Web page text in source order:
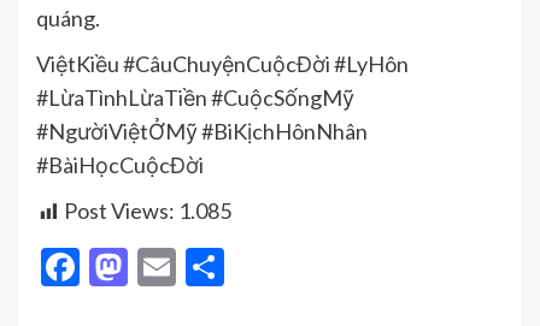
quáng.
ViệtKiều #CâuChuyệnCuộcĐời #LyHôn
#LừaTìnhLừaTiền #CuộcSốngMỹ
#NgườiViệtỞMỹ #BiKịchHônNhân
#BàiHọcCuộcĐời
Post Views: 1.085
Facebook
Mastodon
Email